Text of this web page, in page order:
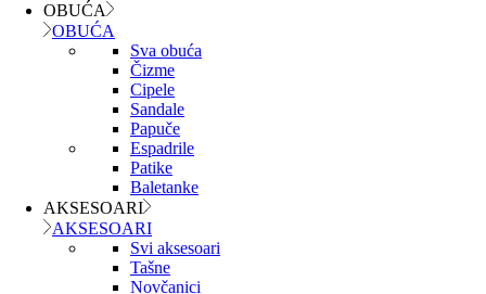
OBUĆA
OBUĆA
Sva obuća
Čizme
Cipele
Sandale
Papuče
Espadrile
Patike
Baletanke
AKSESOARI
AKSESOARI
Svi aksesoari
Tašne
Novčanici